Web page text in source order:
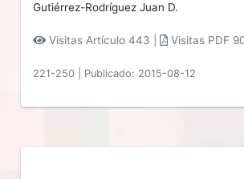
Gutiérrez-Rodríguez Juan D.
Visitas Artículo 443 | Visitas PDF
221-250 Publicado: 2015-08-12